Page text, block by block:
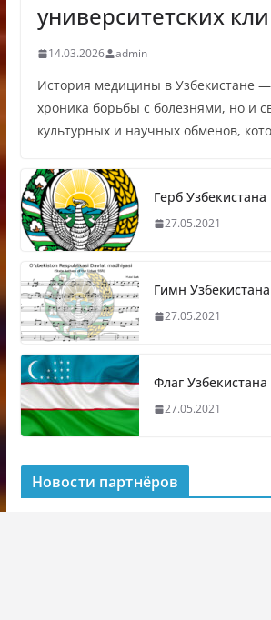
университетских
14.03.2026 admin
История медицины в Узбекистане —
хроника борьбы с болезнями, но и
культурных и научных обменов,
Герб Узбекистана
27.05.2021
Гимн Узбекистана
27.05.2021
Флаг Узбекистана
27.05.2021
Новости партнёров